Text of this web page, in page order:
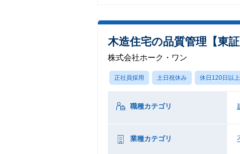
木造住宅の品質管理【東
株式会社ホーク・ワン
正社員採用 土日祝休み 休日120日以上
職種カテゴリ
業種カテゴリ